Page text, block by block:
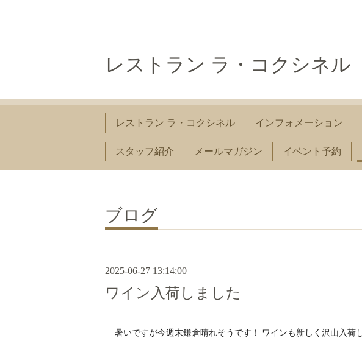
レストラン ラ・コクシネル
レストラン ラ・コクシネル インフォメーション
スタッフ紹介 メールマガジン イベント予約
ブログ
2025-06-27 13:14:00
ワイン入荷しました
暑いですが今週末鎌倉晴れそうです！ ワインも新しく沢山入